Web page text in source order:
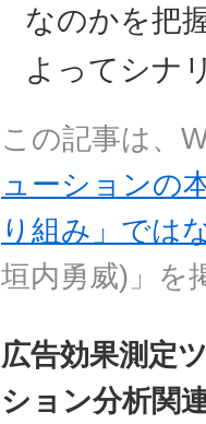
なのかを把
よってシナ
この記事は、
ューションの
り組み」では
垣内勇威)」を
広告効果測定
ション分析関